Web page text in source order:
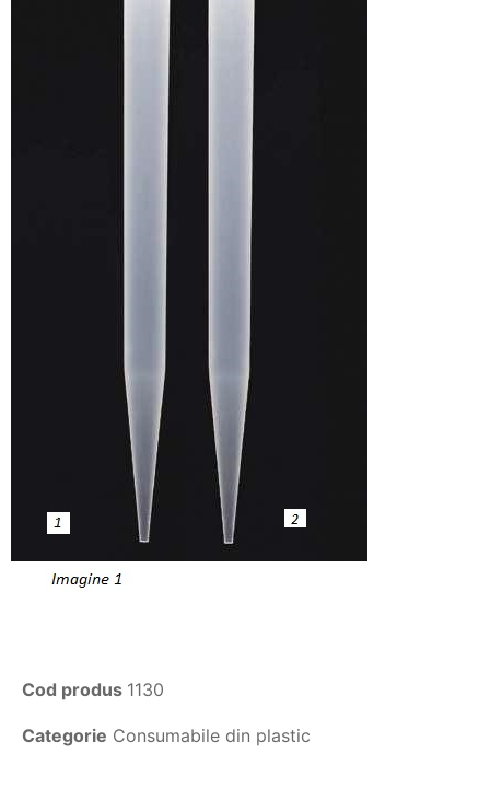
Cod produs 1130
Categorie Consumabile din plastic